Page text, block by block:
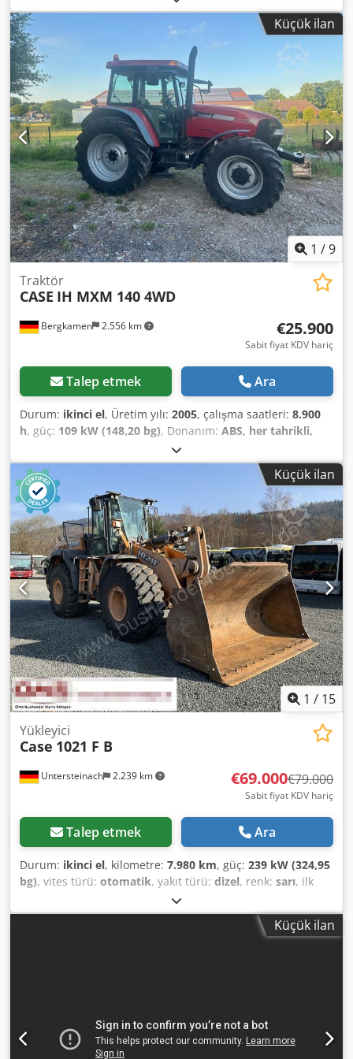
Ajrja
Küçük ilan
1 /9
Bergkamen 2.556 km
Traktör
CASE IH MXM 140 4WD
€25.900
Sabit fiyat KDV hariç
Talep etmek Ara
Durum: ikinci el, Üretim yılı: 2005, çalışma saatleri: 8.900
h, güç: 109 kW (148,20 bg), Donanım: ABS, her tahrikli,
, Ölü ağırlık: 5.868 kg Uzunluk: 4.692 mm
Genişlik: 2.507 mm Yükseklik: 2.997 mm Dingil mesafesi:
2.723 mm Anma gücü: 105,9 kW, 144 hp Anma hızı: 2.200
rpm Silindir sayısı: 6 Deplasman: 7.480 cm³ Tork artışı: 51.3
Dört tekerlekten çekiş Chjdpfx Abjwlmt Ieroa
Küçük ilan
1 / 15
Untersteinach 2.239 km
Yükleyici
Case 1021 F B
€69.000€79.000
Sabit fiyat KDV hariç
Talep etmek Ara
Durum: ikinci el, kilometre: 7.980 km, güç: 239 kW (324,95
bg), vites türü: otomatik, yakıt türü: dizel, renk: sarı, ilk
2013
Additional Options and Equipment = - Air conditioning -
Radio - Power steering - Sun visor = Remarks = +++Weight:
Safety: - - Rear-view camera - - Cabin: - - Air conditioning -
Jet ventilation - - Exterior: - - Power steering - Sun visor -
Küçük ilan